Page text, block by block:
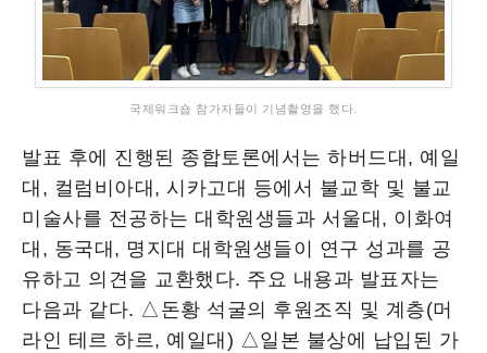
국제워크숍 참가자들이 기념촬영을 했다.
발표 후에 진행된 종합토론에서는 하버드대, 예일
대, 컬럼비아대, 시카고대 등에서 불교학 및 불교
미술사를 전공하는 대학원생들과 서울대, 이화여
대, 동국대, 명지대 대학원생들이 연구 성과를 공
유하고 의견을 교환했다. 주요 내용과 발표자는
다음과 같다. △돈황 석굴의 후원조직 및 계층(머
라인 테르 하르, 예일대) △일본 불상에 납입된 가